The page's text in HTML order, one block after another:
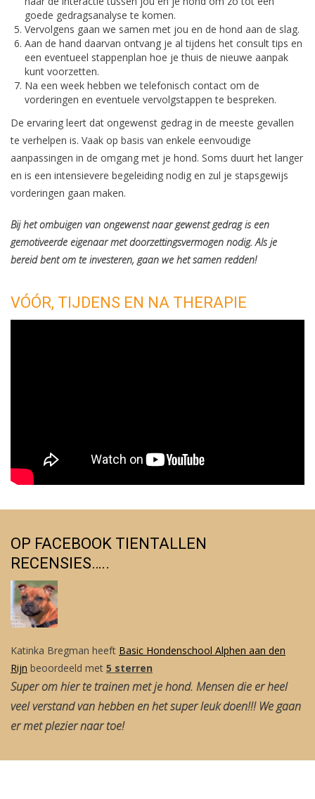
goede gedragsanalyse te komen.
Vervolgens gaan we samen met jou en de hond aan de slag.
Aan de hand daarvan ontvang je al tijdens het consult tips en
een eventueel stappenplan hoe je thuis de nieuwe aanpak
kunt voorzetten.
Na een week hebben we telefonisch contact om de
vorderingen en eventuele vervolgstappen te bespreken.
De ervaring leert dat ongewenst gedrag in de meeste gevallen
te verhelpen is. Vaak op basis van enkele eenvoudige
aanpassingen in de omgang met je hond. Soms duurt het langer
en is een intensievere begeleiding nodig en zul je stapsgewijs
vorderingen gaan maken.
Bij het ombuigen van ongewenst naar gewenst gedrag is een
gemotiveerde eigenaar met doorzettingsvermogen nodig. Als je
bereid bent om te investeren, gaan we het samen redden!
VÓÓR, TIJDENS EN NA THERAPIE
OP FACEBOOK TIENTALLEN
RECENSIES…..
Katinka Bregman heeft Basic Hondenschool Alphen aan den
Rijn beoordeeld met 5 sterren
Super om hier te trainen met je hond. Mensen die er heel
veel verstand van hebben en het super leuk doen!!! We gaan
er met plezier naar toe!